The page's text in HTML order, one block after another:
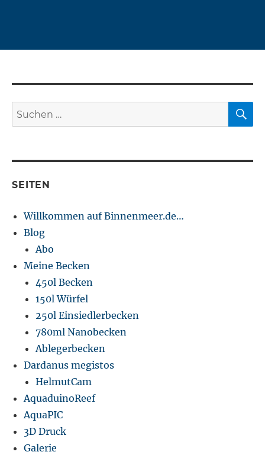
Suchen
nach:
SEITEN
Willkommen auf Binnenmeer.de…
Blog
Abo
Meine Becken
450l Becken
150l Würfel
250l Einsiedlerbecken
780ml Nanobecken
Ablegerbecken
Dardanus megistos
HelmutCam
AquaduinoReef
AquaPIC
3D Druck
Galerie